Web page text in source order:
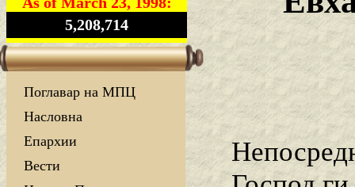
5,208,714
Поглавар на МПЦ
Насловна
Епархии
Вести